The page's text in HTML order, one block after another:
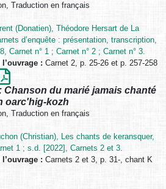
Traduction en français
(Donatien), Théodore Hersart de La
d’enquête : présentation, transcription,
Carnet n° 1 ; Carnet n° 2 ; Carnet n° 3.
: Carnet 2, p. 25-26 et p. 257-258
Chanson du marié jamais chanté
oarc'hig-kozh
Traduction en français
(Christian), Les chants de keransquer,
1 ; s.d. [2022], Carnets 2 et 3.
: Carnets 2 et 3, p. 31-, chant K